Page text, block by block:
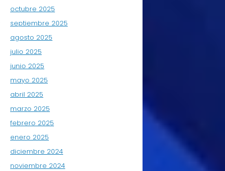
octubre 2025
septiembre 2025
agosto 2025
julio 2025
junio 2025
mayo 2025
abril 2025
marzo 2025
febrero 2025
enero 2025
diciembre 2024
noviembre 2024